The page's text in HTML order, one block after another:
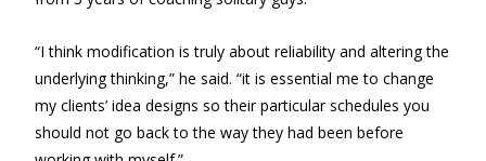
“I think modification is truly about reliability and altering the
underlying thinking,” he said. “it is essential me to change
my clients’ idea designs so their particular schedules you
should not go back to the way they had been before